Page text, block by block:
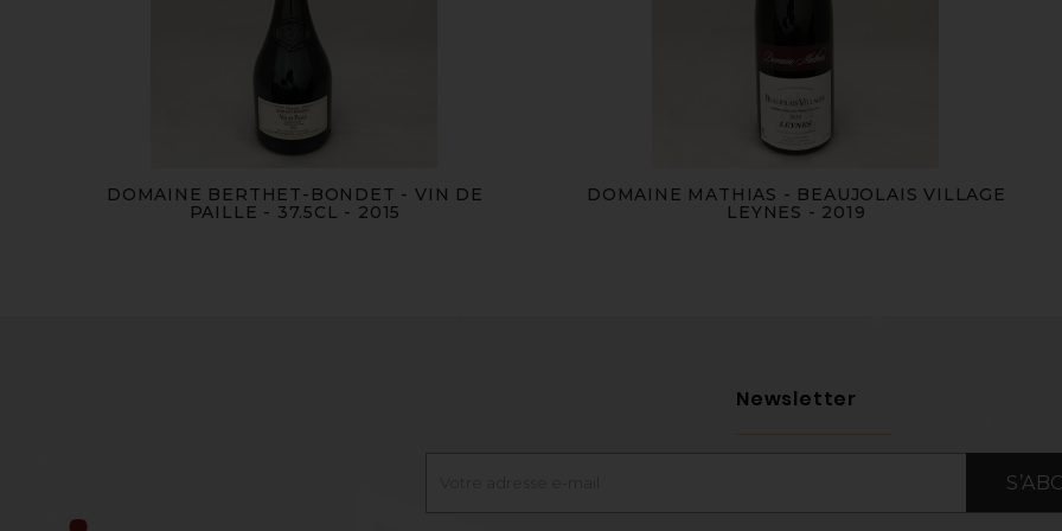
DOMAINE BERTHET-BONDET - VIN DE
PAILLE - 37.5CL - 2015
DOMAINE MATHIAS - BEAUJOLAIS VILLAGE
LEYNES - 2019
Newsletter